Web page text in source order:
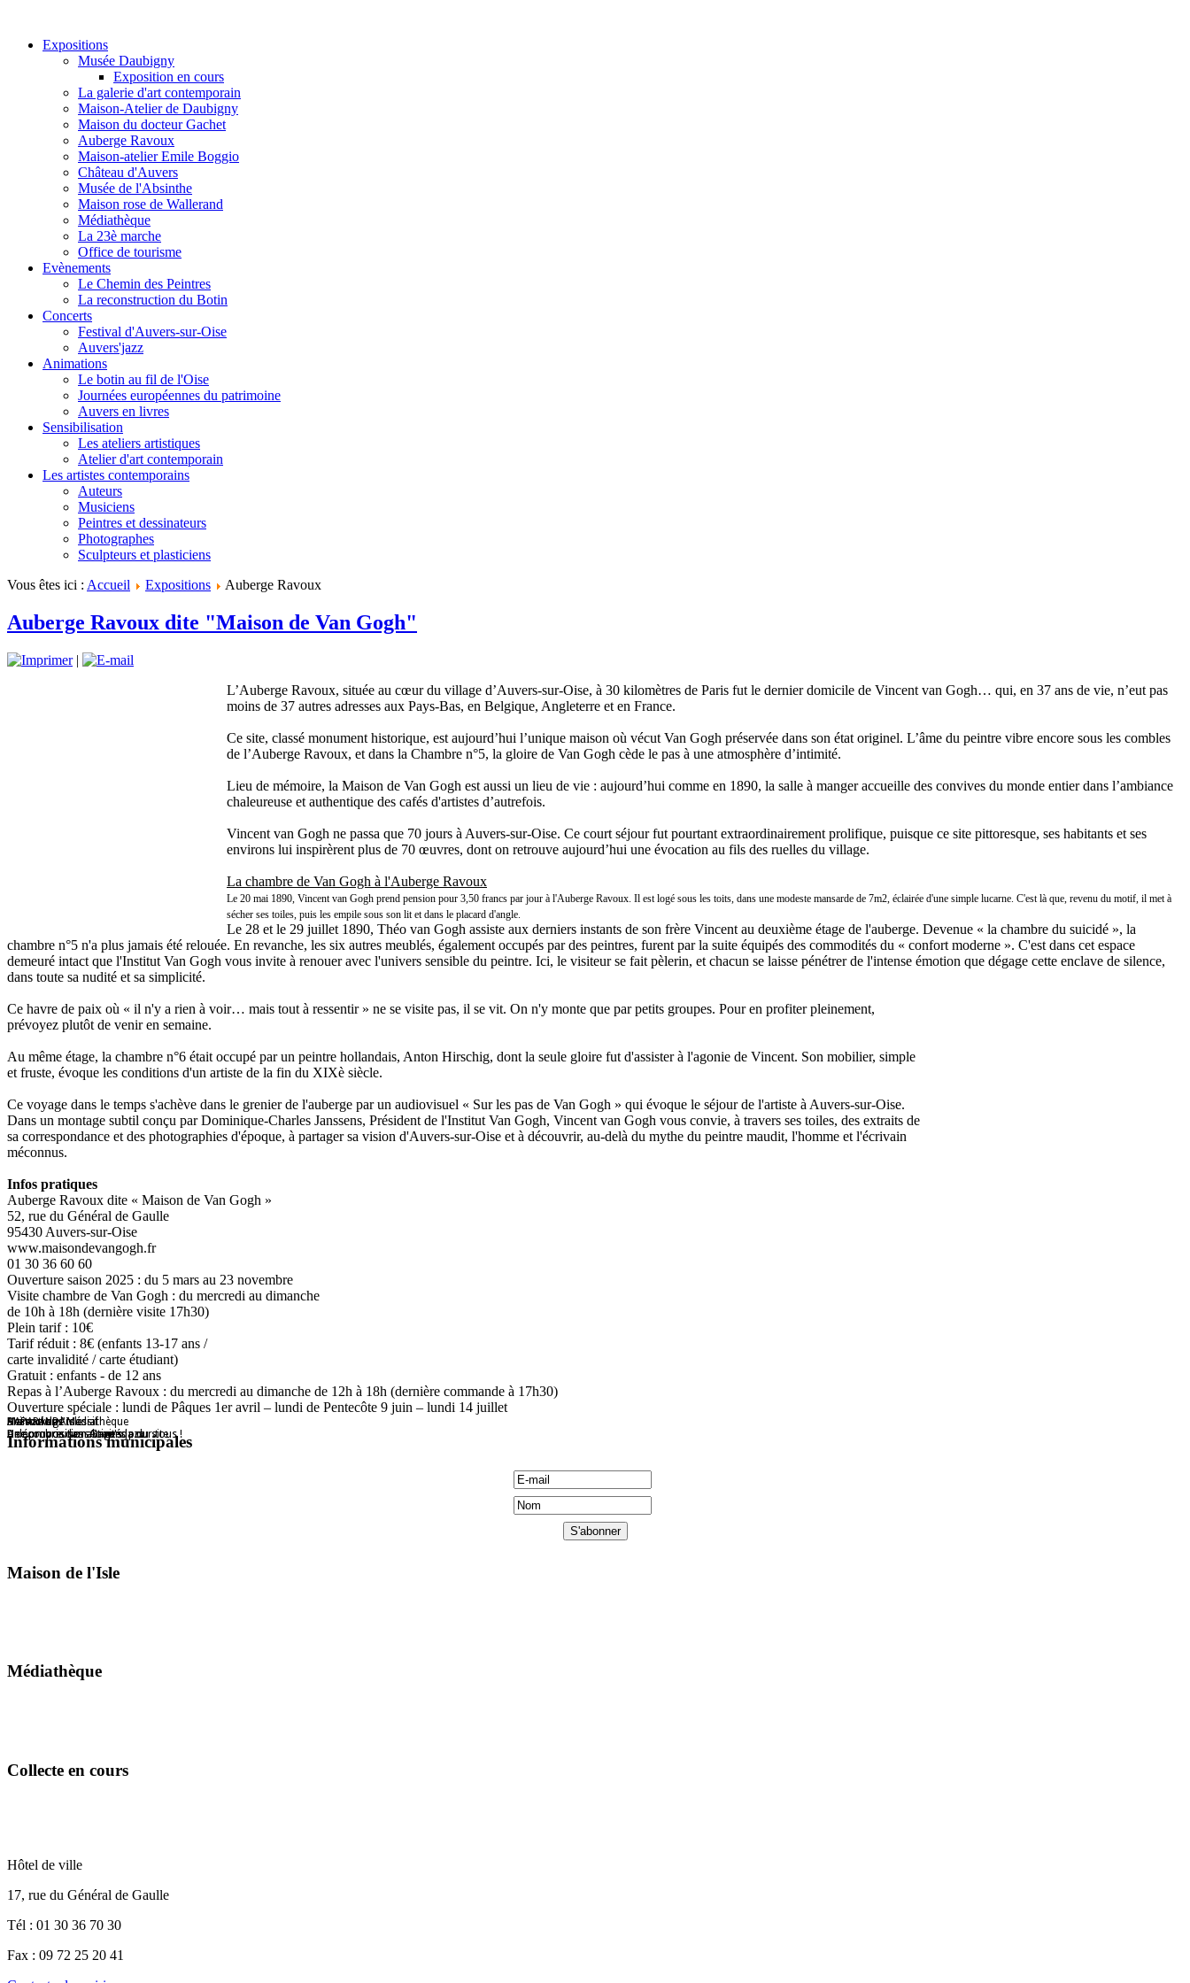
Expositions
Musée Daubigny
Exposition en cours
La galerie d'art contemporain
Maison-Atelier de Daubigny
Maison du docteur Gachet
Auberge Ravoux
Maison-atelier Emile Boggio
Château d'Auvers
Musée de l'Absinthe
Maison rose de Wallerand
Médiathèque
La 23è marche
Office de tourisme
Evènements
Le Chemin des Peintres
La reconstruction du Botin
Concerts
Festival d'Auvers-sur-Oise
Auvers'jazz
Animations
Le botin au fil de l'Oise
Journées européennes du patrimoine
Auvers en livres
Sensibilisation
Les ateliers artistiques
Atelier d'art contemporain
Les artistes contemporains
Auteurs
Musiciens
Peintres et dessinateurs
Photographes
Sculpteurs et plasticiens
Vous êtes ici : Accueil Expositions Auberge Ravoux
Auberge Ravoux dite "Maison de Van Gogh"
|
L’Auberge Ravoux, située au cœur du village d’Auvers-sur-Oise, à 30 kilomètres de Paris fut le dernier domicile de Vincent van Gogh… qui, en 37 ans de vie, n’eut pas
moins de 37 autres adresses aux Pays-Bas, en Belgique, Angleterre et en France.
Ce site, classé monument historique, est aujourd’hui l’unique maison où vécut Van Gogh préservée dans son état originel. L’âme du peintre vibre encore sous les combles
de l’Auberge Ravoux, et dans la Chambre n°5, la gloire de Van Gogh cède le pas à une atmosphère d’intimité.
Lieu de mémoire, la Maison de Van Gogh est aussi un lieu de vie : aujourd’hui comme en 1890, la salle à manger accueille des convives du monde entier dans l’ambiance
chaleureuse et authentique des cafés d'artistes d’autrefois.
Vincent van Gogh ne passa que 70 jours à Auvers-sur-Oise. Ce court séjour fut pourtant extraordinairement prolifique, puisque ce site pittoresque, ses habitants et ses
environs lui inspirèrent plus de 70 œuvres, dont on retrouve aujourd’hui une évocation au fils des ruelles du village.
La chambre de Van Gogh à l'Auberge Ravoux
Le 20 mai 1890, Vincent van Gogh prend pension pour 3,50 francs par jour à l'Auberge Ravoux. Il est logé sous les toits, dans une modeste mansarde de 7m2, éclairée d'une simple lucarne. C'est là que, revenu du motif, il met à
sécher ses toiles, puis les empile sous son lit et dans le placard d'angle.
Le 28 et le 29 juillet 1890, Théo van Gogh assiste aux derniers instants de son frère Vincent au deuxième étage de l'auberge. Devenue « la chambre du suicidé », la
chambre n°5 n'a plus jamais été relouée. En revanche, les six autres meublés, également occupés par des peintres, furent par la suite équipés des commodités du « confort moderne ». C'est dans cet espace
demeuré intact que l'Institut Van Gogh vous invite à renouer avec l'univers sensible du peintre. Ici, le visiteur se fait pèlerin, et chacun se laisse pénétrer de l'intense émotion que dégage cette enclave de silence,
dans toute sa nudité et sa simplicité.
Ce havre de paix où « il n'y a rien à voir… mais tout à ressentir » ne se visite pas, il se vit. On n'y monte que par petits groupes. Pour en profiter pleinement,
prévoyez plutôt de venir en semaine.
Au même étage, la chambre n°6 était occupé par un peintre hollandais, Anton Hirschig, dont la seule gloire fut d'assister à l'agonie de Vincent. Son mobilier, simple
et fruste, évoque les conditions d'un artiste de la fin du XIXè siècle.
Ce voyage dans le temps s'achève dans le grenier de l'auberge par un audiovisuel « Sur les pas de Van Gogh » qui évoque le séjour de l'artiste à Auvers-sur-Oise.
Dans un montage subtil conçu par Dominique-Charles Janssens, Président de l'Institut Van Gogh, Vincent van Gogh vous convie, à travers ses toiles, des extraits de
sa correspondance et des photographies d'époque, à partager sa vision d'Auvers-sur-Oise et à découvrir, au-delà du mythe du peintre maudit, l'homme et l'écrivain
méconnus.
Infos pratiques
Auberge Ravoux dite « Maison de Van Gogh »
52, rue du Général de Gaulle
95430 Auvers-sur-Oise
www.maisondevangogh.fr
01 30 36 60 60
Ouverture saison 2025 : du 5 mars au 23 novembre
Visite chambre de Van Gogh : du mercredi au dimanche
de 10h à 18h (dernière visite 17h30)
Plein tarif : 10€
Tarif réduit : 8€ (enfants 13-17 ans /
carte invalidité / carte étudiant)
Gratuit : enfants - de 12 ans
Repas à l’Auberge Ravoux : du mercredi au dimanche de 12h à 18h (dernière commande à 17h30)
Ouverture spéciale : lundi de Pâques 1er avril – lundi de Pentecôte 9 juin – lundi 14 juillet
Maison de l'Isle
De nombreuses activités pour tous !
Destockage Massif
Une proposition Grap's
Animations médiathèque
A découvrir dans l'agenda du site
HAPARANDA
Une proposition Auvers Jazz
Informations municipales
Maison de l'Isle
Médiathèque
Collecte en cours
Hôtel de ville
17, rue du Général de Gaulle
Tél : 01 30 36 70 30
Fax : 09 72 25 20 41